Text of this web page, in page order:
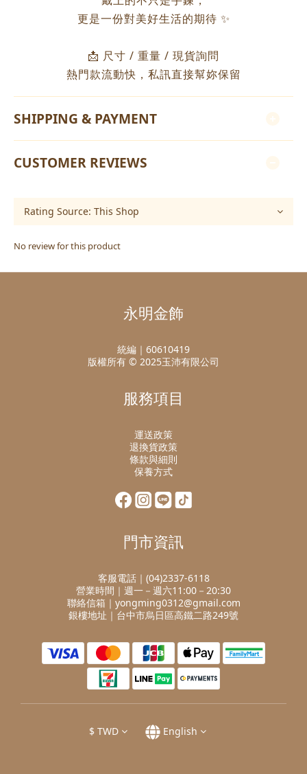
更是一份對美好生活的期待 ✨
📩 尺寸 / 重量 / 現貨詢問
熱門款流動快，私訊直接幫妳保留
SHIPPING & PAYMENT
CUSTOMER REVIEWS
No review for this product
永明金飾
統編｜60610419
版權所有 © 2025玉沛有限公司
服務項目
運送政策
退換貨政策
條款與細則
保養方式
門市資訊
客服電話｜(04)2337-6118
營業時間｜週一－週六11:00－20:30
聯絡信箱｜yongming0312@gmail.com
銀樓地址｜台中市烏日區高鐵二路249號
$ TWD English